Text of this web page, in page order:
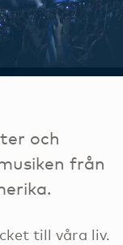
och
från
till våra liv.